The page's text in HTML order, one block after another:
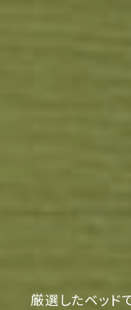
厳選したベッド